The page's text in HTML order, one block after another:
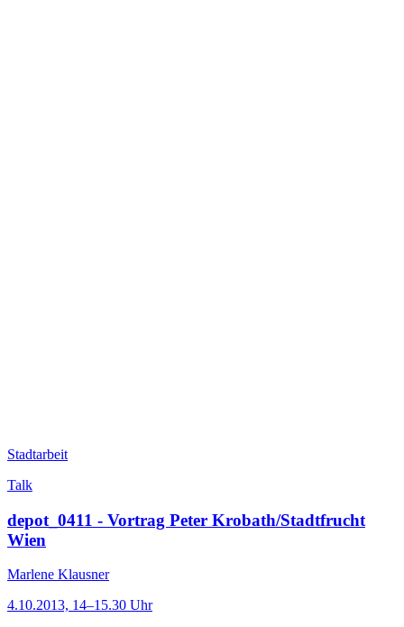
Stadtarbeit
Talk
depot_0411 - Vortrag Peter Krobath/Stadtfrucht
Wien
Marlene Klausner
4.10.2013, 14–15.30 Uhr